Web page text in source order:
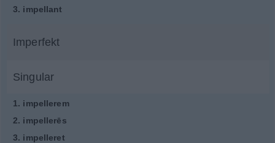
3. impellant
Imperfekt
Singular
1. impellerem
2. impellerēs
3. impelleret